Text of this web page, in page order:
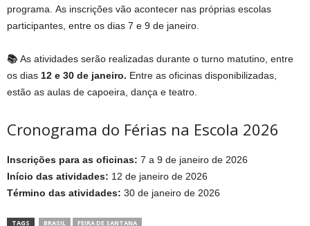
programa. As inscrições vão acontecer nas próprias escolas
participantes, entre os dias 7 e 9 de janeiro.
📚 As atividades serão realizadas durante o turno matutino, entre
os dias 12 e 30 de janeiro. Entre as oficinas disponibilizadas,
estão as aulas de capoeira, dança e teatro.
Cronograma do Férias na Escola 2026
Inscrições para as oficinas: 7 a 9 de janeiro de 2026
Início das atividades: 12 de janeiro de 2026
Término das atividades: 30 de janeiro de 2026
TAGS BRASIL FEIRA DE SANTANA